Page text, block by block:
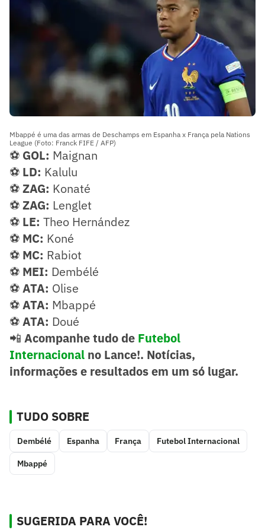
Mbappé é uma das armas de Deschamps em Espanha x França pela Nations
League (Foto: Franck FIFE / AFP)
⚽ GOL: Maignan
⚽ LD: Kalulu
⚽ZAG: Konaté
⚽ZAG: Lenglet
⚽ LE: Theo Hernández
⚽ MC: Koné
⚽ MC: Rabiot
⚽ MEI: Dembélé
⚽ATA: Olise
⚽ATA: Mbappé
⚽ATA: Doué
📲 Acompanhe tudo de Futebol
Internacional no Lance!. Notícias,
informações e resultados em um só lugar.
TUDO SOBRE
Dembélé Espanha França Futebol Internacional
Mbappé
SUGERIDA PARA VOCÊ!